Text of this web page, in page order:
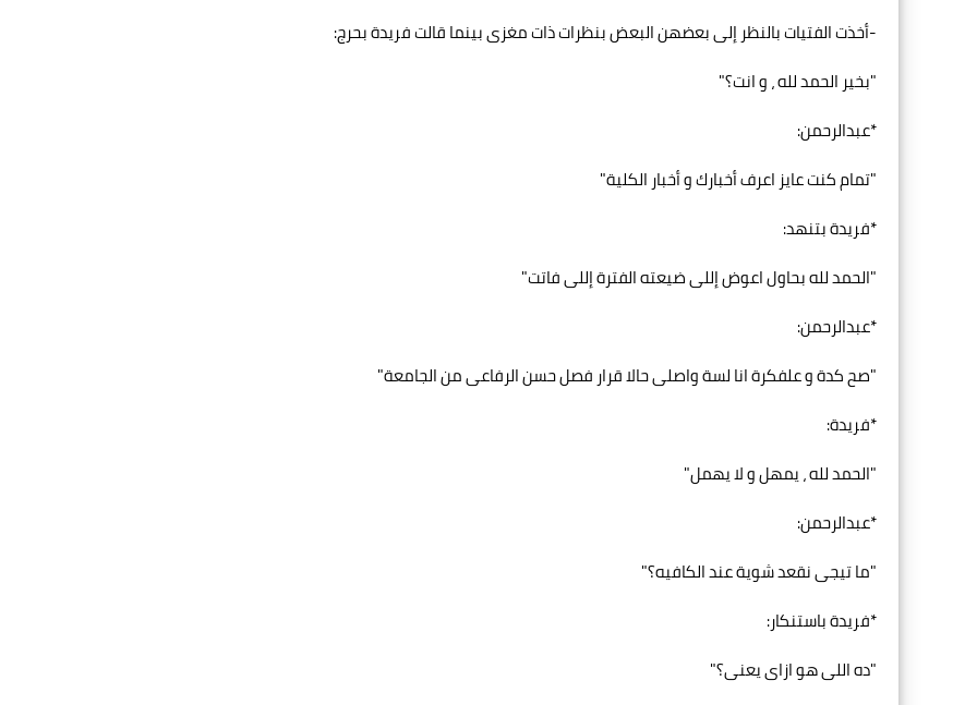
-أخذت الفتيات بالنظر إلى بعضهن البعض بنظرات ذات مغزى بينما قالت فريدة بحرج:
"بخير الحمد لله ، و انت؟"
*عبدالرحمن:
"تمام كنت عايز اعرف أخبارك و أخبار الكلية"
*فريدة بتنهد:
"الحمد لله بحاول اعوض إللى ضيعته الفترة إللى فاتت"
*عبدالرحمن:
"صح كدة و علفكرة انا لسة واصلى حالا قرار فصل حسن الرفاعى من الجامعة"
*فريدة:
"الحمد لله ، يمهل و لا يهمل"
*عبدالرحمن:
"ما تيجى نقعد شوية عند الكافيه؟"
*فريدة باستنكار:
"ده اللى هو ازاى يعنى؟"